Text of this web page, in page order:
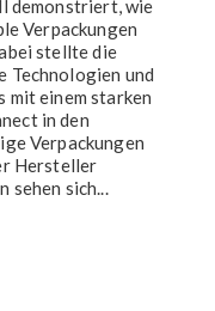
demonstriert, wie
Verpackungen
stellte die
Technologien und
einem starken
in den
Verpackungen
Hersteller
sehen sich...